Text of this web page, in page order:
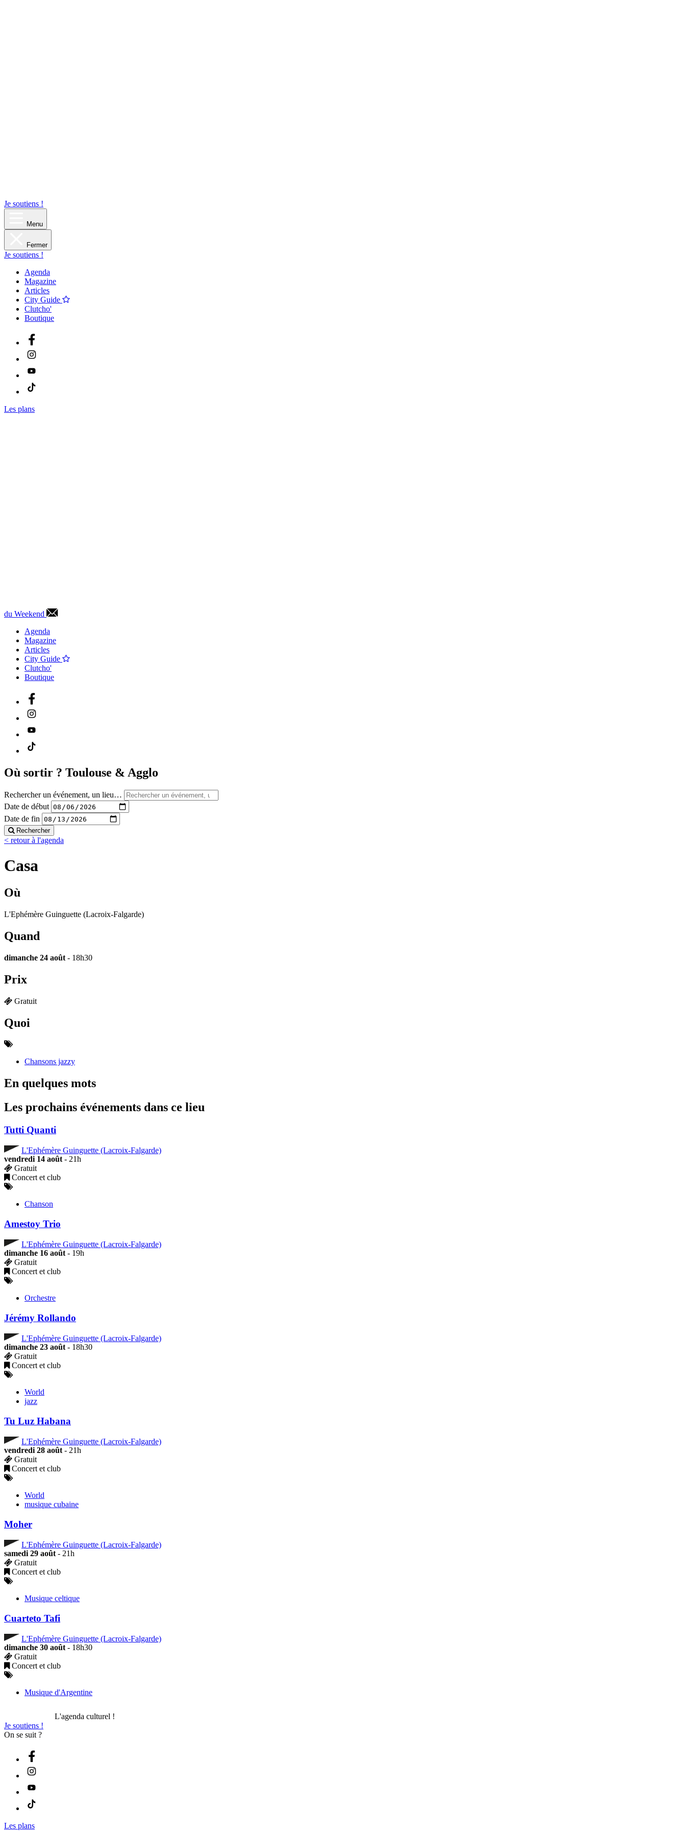
Je soutiens !
Menu
Fermer
Je soutiens !
Agenda
Magazine
Articles
City Guide
Clutcho'
Boutique
Les plans
du Weekend
Agenda
Magazine
Articles
City Guide
Clutcho'
Boutique
Où sortir ? Toulouse & Agglo
Rechercher un événement, un lieu…
Date de début
Date de fin
Rechercher
< retour à l'agenda
Casa
Où
L'Ephémère Guinguette (Lacroix-Falgarde)
Quand
dimanche 24 août - 18h30
Prix
Gratuit
Quoi
Chansons jazzy
En quelques mots
Les prochains événements dans ce lieu
Tutti Quanti
L'Ephémère Guinguette (Lacroix-Falgarde)
vendredi 14 août- 21h
Gratuit
Concert et club
Chanson
Amestoy Trio
L'Ephémère Guinguette (Lacroix-Falgarde)
dimanche 16 août- 19h
Gratuit
Concert et club
Orchestre
Jérémy Rollando
L'Ephémère Guinguette (Lacroix-Falgarde)
dimanche 23 août- 18h30
Gratuit
Concert et club
World
jazz
Tu Luz Habana
L'Ephémère Guinguette (Lacroix-Falgarde)
vendredi 28 août- 21h
Gratuit
Concert et club
World
musique cubaine
Moher
L'Ephémère Guinguette (Lacroix-Falgarde)
samedi 29 août- 21h
Gratuit
Concert et club
Musique celtique
Cuarteto Tafi
L'Ephémère Guinguette (Lacroix-Falgarde)
dimanche 30 août- 18h30
Gratuit
Concert et club
Musique d'Argentine
L'agenda culturel !
Je soutiens !
On se suit ?
Les plans